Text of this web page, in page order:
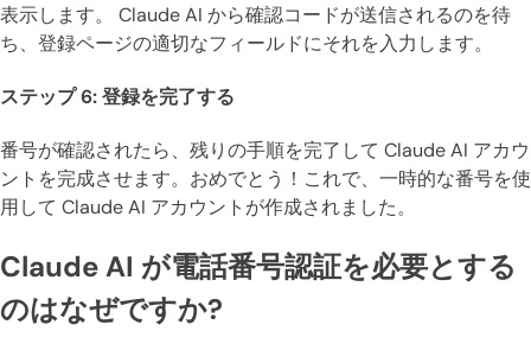
表示します。 Claude AI から確認コードが送信されるのを待
ち、登録ページの適切なフィールドにそれを入力します。
ステップ 6: 登録を完了する
番号が確認されたら、残りの手順を完了して Claude AI アカウ
ントを完成させます。おめでとう！これで、一時的な番号を使
用して Claude AI アカウントが作成されました。
Claude AI が電話番号認証を必要とする
のはなぜですか?